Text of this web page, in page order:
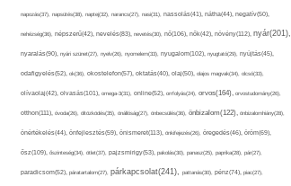
napozás(37), napsütés(38), naptej(32), narancs(27), nasi(31), nassolás(41), nátha(44), negatív(50),
nehézség(36), népszerű(42), nevelés(83), nevetés(30), nő(106), nők(42), növény(112), nyár(201),
nyaralás(90), nyári szünet(27), nyelv(26), nyomelem(33), nyugalom(102), nyugtató(29), nyújtás(45),
odafigyelés(52), ok(36), okostelefon(57), oktatás(40), olaj(50), olajos magvak(34), olcsó(33),
olívaolaj(42), olvasás(101), omega-3(31), online(52), orrfolyás(24), orvos(164), orvostudomány(26),
otthon(111), óvoda(26), öltözködés(35), önállóság(27), önbecsülés(36), önbizalom(122), önbizalomhiány(28),
önértékelés(44), önfejlesztés(59), önismeret(113), önkifejezés(26), öregedés(46), öröm(69),
ősz(109), őszinteség(34), ötlet(37), pajzsmirigy(53), pakolás(30), panasz(25), paprika(28), pár(27),
paradicsom(52), páratartalom(27), párkapcsolat(241), pattanás(30), pénz(74), piac(27),